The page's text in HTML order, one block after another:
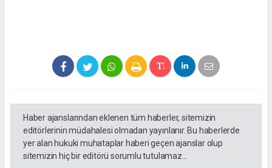
Haber ajanslarından eklenen tüm haberler, sitemizin
editörlerinin müdahalesi olmadan yayınlanır. Bu haberlerde
yer alan hukuki muhataplar haberi geçen ajanslar olup
sitemizin hiç bir editörü sorumlu tutulamaz...